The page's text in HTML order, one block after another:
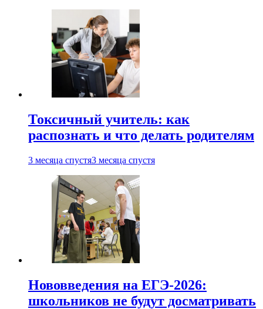
Токсичный учитель: как
распознать и что делать родителям
3 месяца спустя3 месяца спустя
Нововведения на ЕГЭ-2026:
школьников не будут досматривать